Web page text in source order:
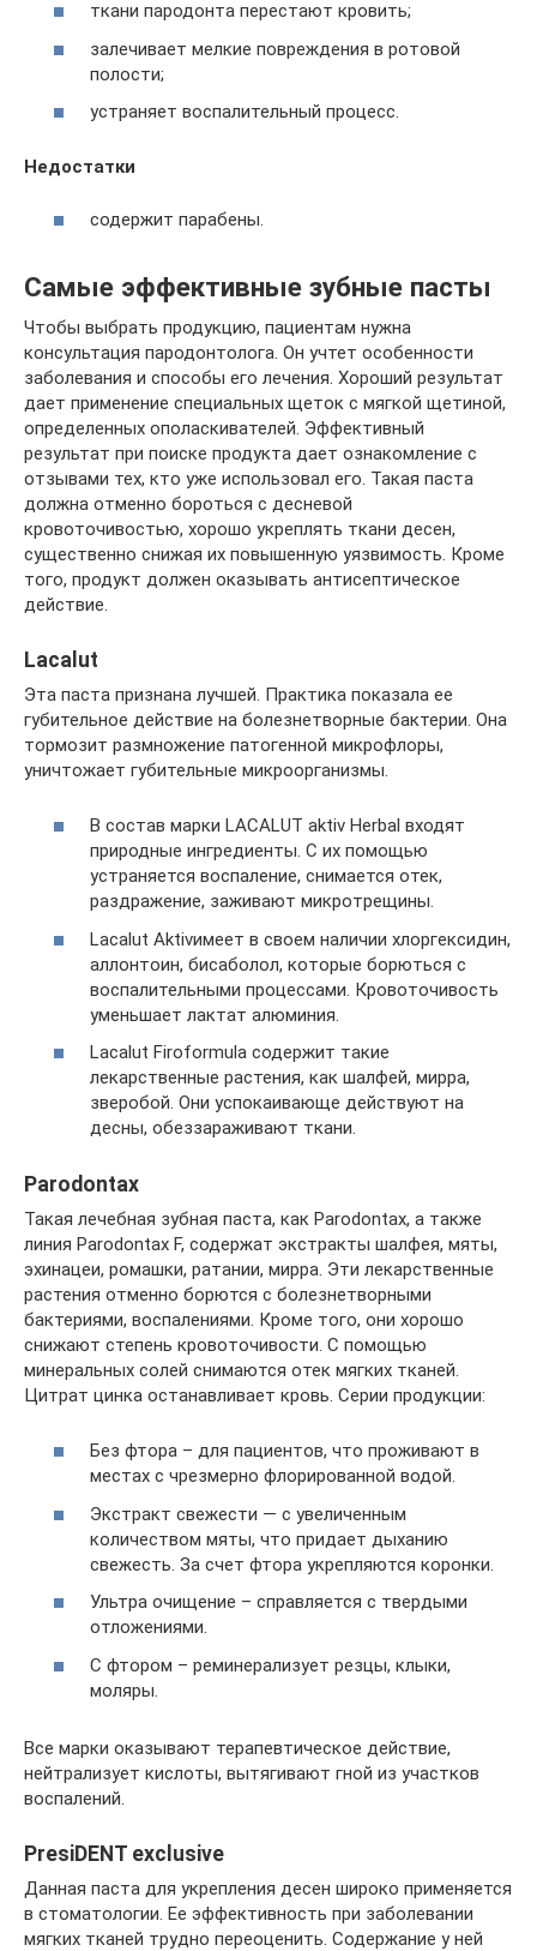
ткани пародонта перестают кровить;
залечивает мелкие повреждения в ротовой
полости;
устраняет воспалительный процесс.
Недостатки
содержит парабены.
Самые эффективные зубные пасты
Чтобы выбрать продукцию, пациентам нужна
консультация пародонтолога. Он учтет особенности
заболевания и способы его лечения. Хороший результат
дает применение специальных щеток с мягкой щетиной,
определенных ополаскивателей. Эффективный
результат при поиске продукта дает ознакомление с
отзывами тех, кто уже использовал его. Такая паста
должна отменно бороться с десневой
кровоточивостью, хорошо укреплять ткани десен,
существенно снижая их повышенную уязвимость. Кроме
того, продукт должен оказывать антисептическое
действие.
Lacalut
Эта паста признана лучшей. Практика показала ее
губительное действие на болезнетворные бактерии. Она
тормозит размножение патогенной микрофлоры,
уничтожает губительные микроорганизмы.
В состав марки LACALUT aktiv Herbal входят
природные ингредиенты. С их помощью
устраняется воспаление, снимается отек,
раздражение, заживают микротрещины.
Lacalut Aktivимеет в своем наличии хлоргексидин,
аллонтоин, бисаболол, которые борються с
воспалительными процессами. Кровоточивость
уменьшает лактат алюминия.
Lacalut Firoformula содержит такие
лекарственные растения, как шалфей, мирра,
зверобой. Они успокаивающе действуют на
десны, обеззараживают ткани.
Parodontax
Такая лечебная зубная паста, как Parodontax, а также
линия Parodontax F, содержат экстракты шалфея, мяты,
эхинацеи, ромашки, ратании, мирра. Эти лекарственные
растения отменно борются с болезнетворными
бактериями, воспалениями. Кроме того, они хорошо
снижают степень кровоточивости. С помощью
минеральных солей снимаются отек мягких тканей.
Цитрат цинка останавливает кровь. Серии продукции:
Без фтора – для пациентов, что проживают в
местах с чрезмерно флорированной водой.
Экстракт свежести — с увеличенным
количеством мяты, что придает дыханию
свежесть. За счет фтора укрепляются коронки.
Ультра очищение – справляется с твердыми
отложениями.
С фтором – реминерализует резцы, клыки,
моляры.
Все марки оказывают терапевтическое действие,
нейтрализует кислоты, вытягивают гной из участков
воспалений.
PresiDENT exclusive
Данная паста для укрепления десен широко применяется
в стоматологии. Ее эффективность при заболевании
мягких тканей трудно переоценить. Содержание у ней